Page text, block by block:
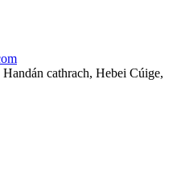
cathrach, Hebei Cúige,